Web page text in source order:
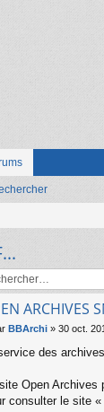
ARCHIVES
BBArchi » 30 oct.
des
Open Archives
consulter le site